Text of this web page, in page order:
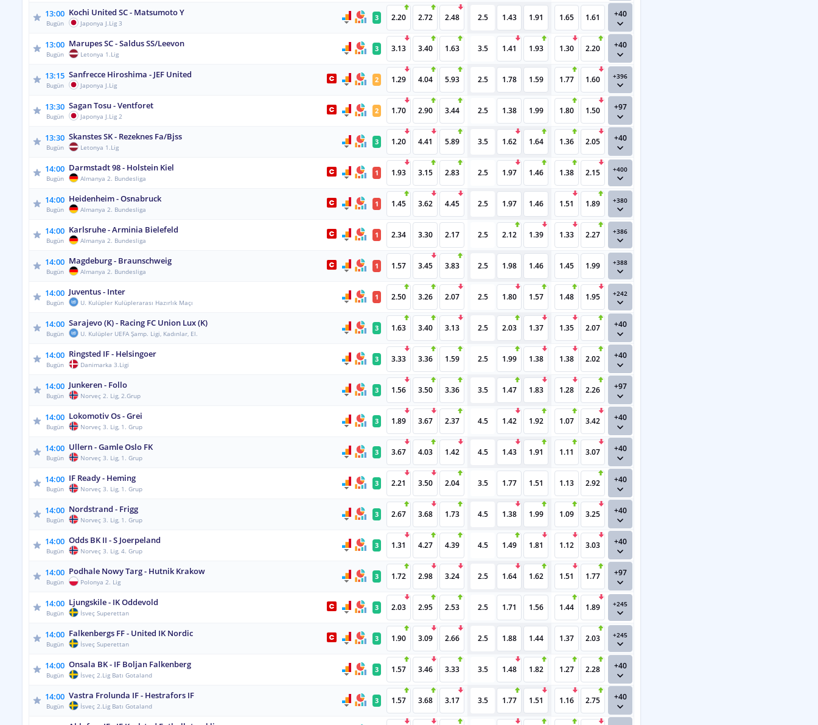
13:00
Bugün
Kochi United SC - Matsumoto Y
Japonya J.Lig 3
3 2.20 2.72 2.48 2.5 1.43 1.91 1.65 1.61 +40
13:00
Bugün
Marupes SC - Saldus SS/Leevon
Letonya 1.Lig
3 3.13 3.40 1.63 3.5 1.41 1.93 1.30 2.20 +40
13:15
Bugün
Sanfrecce Hiroshima - JEF United
Japonya J.Lig
2 1.29 4.04 5.93 2.5 1.78 1.59 1.77 1.60 +396
13:30
Bugün
Sagan Tosu - Ventforet
Japonya J.Lig 2
2 1.70 2.90 3.44 2.5 1.38 1.99 1.80 1.50 +97
13:30
Bugün
Skanstes SK - Rezeknes Fa/Bjss
Letonya 1.Lig
3 1.20 4.41 5.89 3.5 1.62 1.64 1.36 2.05 +40
14:00
Bugün
Darmstadt 98 - Holstein Kiel
Almanya 2. Bundesliga
1 1.93 3.15 2.83 2.5 1.97 1.46 1.38 2.15 +400
14:00
Bugün
Heidenheim - Osnabruck
Almanya 2. Bundesliga
1 1.45 3.62 4.45 2.5 1.97 1.46 1.51 1.89 +380
14:00
Bugün
Karlsruhe - Arminia Bielefeld
Almanya 2. Bundesliga
1 2.34 3.30 2.17 2.5 2.12 1.39 1.33 2.27 +386
14:00
Bugün
Magdeburg - Braunschweig
Almanya 2. Bundesliga
1 1.57 3.45 3.83 2.5 1.98 1.46 1.45 1.99 +388
14:00
Bugün
Juventus - Inter
U. Kulüpler Kulüplerarası Hazırlık Maçı
1 2.50 3.26 2.07 2.5 1.80 1.57 1.48 1.95 +242
14:00
Bugün
Sarajevo (K) - Racing FC Union Lux (K)
U. Kulüpler UEFA Şamp. Ligi, Kadınlar, El.
3 1.63 3.40 3.13 2.5 2.03 1.37 1.35 2.07 +40
14:00
Bugün
Ringsted IF - Helsingoer
Danimarka 3.Ligi
3 3.33 3.36 1.59 2.5 1.99 1.38 1.38 2.02 +40
14:00
Bugün
Junkeren - Follo
Norveç 2. Lig, 2.Grup
3 1.56 3.50 3.36 3.5 1.47 1.83 1.28 2.26 +97
14:00
Bugün
Lokomotiv Os - Grei
Norveç 3. Lig, 1. Grup
3 1.89 3.67 2.37 4.5 1.42 1.92 1.07 3.42 +40
14:00
Bugün
Ullern - Gamle Oslo FK
Norveç 3. Lig, 1. Grup
3 3.67 4.03 1.42 4.5 1.43 1.91 1.11 3.07 +40
14:00
Bugün
IF Ready - Heming
Norveç 3. Lig, 1. Grup
3 2.21 3.50 2.04 3.5 1.77 1.51 1.13 2.92 +40
14:00
Bugün
Nordstrand - Frigg
Norveç 3. Lig, 1. Grup
3 2.67 3.68 1.73 4.5 1.38 1.99 1.09 3.25 +40
14:00
Bugün
Odds BK II - S Joerpeland
Norveç 3. Lig, 4. Grup
3 1.31 4.27 4.39 4.5 1.49 1.81 1.12 3.03 +40
14:00
Bugün
Podhale Nowy Targ - Hutnik Krakow
Polonya 2. Lig
3 1.72 2.98 3.24 2.5 1.64 1.62 1.51 1.77 +97
14:00
Bugün
Ljungskile - IK Oddevold
İsveç Superettan
3 2.03 2.95 2.53 2.5 1.71 1.56 1.44 1.89 +245
14:00
Bugün
Falkenbergs FF - United IK Nordic
İsveç Superettan
3 1.90 3.09 2.66 2.5 1.88 1.44 1.37 2.03 +245
14:00
Bugün
Onsala BK - IF Boljan Falkenberg
İsveç 2.Lig Batı Gotaland
3 1.57 3.46 3.33 3.5 1.48 1.82 1.27 2.28 +40
14:00
Bugün
Vastra Frolunda IF - Hestrafors IF
İsveç 2.Lig Batı Gotaland
3 1.57 3.68 3.17 3.5 1.77 1.51 1.16 2.75 +40